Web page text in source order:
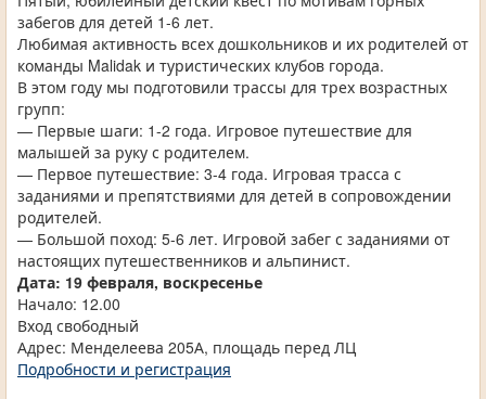
забегов для детей 1-6 лет.
Любимая активность всех дошкольников и их родителей от
команды Malidak и туристических клубов города.
В этом году мы подготовили трассы для трех возрастных
групп:
— Первые шаги: 1-2 года. Игровое путешествие для
малышей за руку с родителем.
— Первое путешествие: 3-4 года. Игровая трасса с
заданиями и препятствиями для детей в сопровождении
родителей.
— Большой поход: 5-6 лет. Игровой забег с заданиями от
настоящих путешественников и альпинист.
Дата: 19 февраля, воскресенье
Начало: 12.00
Вход свободный
Адрес: Менделеева 205А, площадь перед ЛЦ
Подробности и регистрация